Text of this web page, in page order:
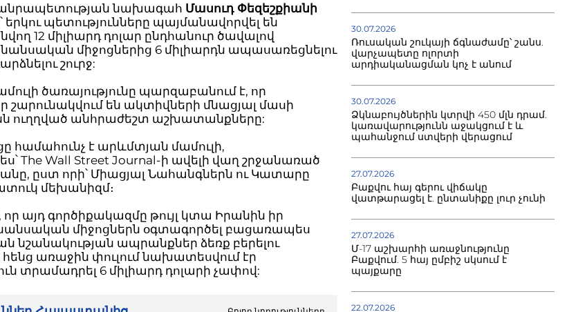
նախագահ Մասուդ Փեզեշքիանի
պետությունները պայմանավորվել են
12 միլիարդ դոլար ընդհանուր ծավալով
միջոցներից 6 միլիարդն ապասառեցնելու
շուրջ:
ծառայությունը պարզաբանում է, որ
շարունակվում են ակտիվների մնացյալ մասի
ուղղված անհրաժեշտ աշխատանքները:
համահունչ է արևմտյան մամուլի,
The Wall Street Journal-ի ավելի վաղ շրջանառած
ըստ որի՝ Միացյալ Նահանգներն ու Կատարը
մեխանիզմ։
որ այդ գործիքակազմը թույլ կտա Իրանին իր
միջոցներն օգտագործել բացառապես
նշանակության ապրանքներ ձեռք բերելու
առաջին փուլում նախատեսվում էր
տրամադրել 6 միլիարդ դոլարի չափով:
30.07.2026
Ռուսական շուկայի ճգնաժամը՝ շանս.
վարչապետը ոլորտի
արդիականացման կոչ է անում
30.07.2026
Ձկնաբույծներին կտրվի 450 մլն դրամ.
կառավարությունն աջակցում է և
պահանջում ստվերի վերացում
27.07.2026
Բաքվու հայ գերու վիճակը
վատթարացել է. ընտանիքը լուր չունի
27.07.2026
Մ-17 աշխարհի առաջնությունը
Բաքվում. 5 հայ ըմբիշ սկսում է
պայքարը
22.07.2026